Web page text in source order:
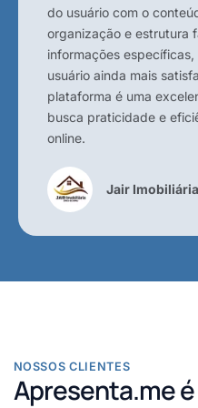
do usuário com o
organização e estrutura
informações
usuário ainda mais
plataforma é uma
busca praticidade e
online.
Jair Imobiliária
NOSSOS CLIENTES
Apresenta.me